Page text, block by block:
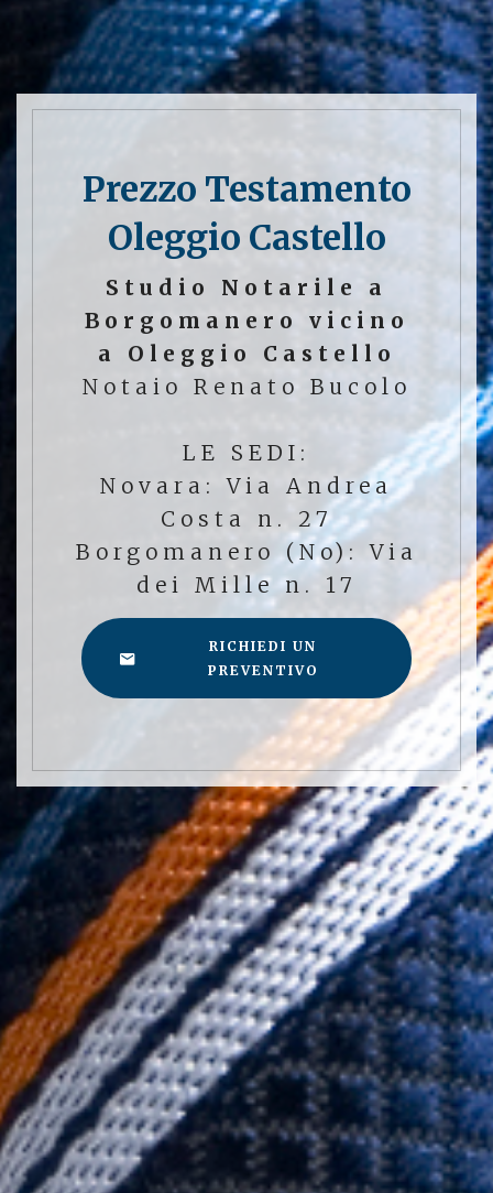
Prezzo Testamento
Oleggio Castello
Studio Notarile a
Borgomanero vicino
a Oleggio Castello
Notaio Renato Bucolo
LE SEDI:
Novara: Via Andrea
Costa n. 27
Borgomanero (No): Via
dei Mille n. 17
RICHIEDI UN
PREVENTIVO